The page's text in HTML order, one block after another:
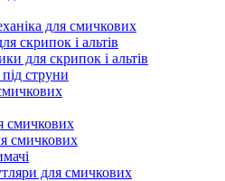
для смичкових
скрипок і альтів
для скрипок і альтів
струни
смичкових
смичкових
для смичкових